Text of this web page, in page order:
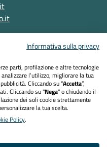
Informativa sulla privacy
parti, profilazione e altre tecnologie
l’utilizzo, migliorare la tua
Cliccando su “Accetta”,
Cliccando su "Nega" o chiudendo il
dei soli cookie strettamente
la tua scelta.
Policy.